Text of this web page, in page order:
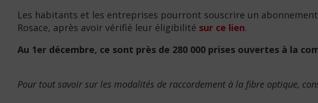
Les habitants et les entreprises pourront souscrire un
Rosace, après avoir vérifié leur éligibilité sur ce lien.
Au 1er décembre, ce sont près de 280 000 prises ouvertes à la
Pour tout savoir sur les modalités de raccordement à la fibre optique,